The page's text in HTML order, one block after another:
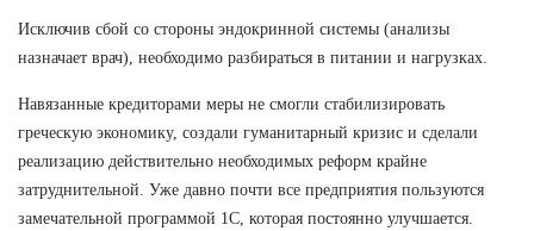
Исключив сбой со стороны эндокринной системы (анализы
назначает врач), необходимо разбираться в питании и нагрузках.
Навязанные кредиторами меры не смогли стабилизировать
греческую экономику, создали гуманитарный кризис и сделали
реализацию действительно необходимых реформ крайне
затруднительной. Уже давно почти все предприятия пользуются
замечательной программой 1С, которая постоянно улучшается.